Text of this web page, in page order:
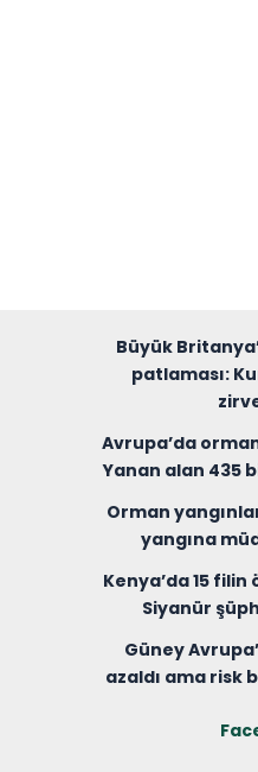
Büyük
patlaması:
Avrupa’da
Yanan alan 435
Orman
yangına
Kenya’da 15 filin
Siyanür
Güney
azaldı ama risk